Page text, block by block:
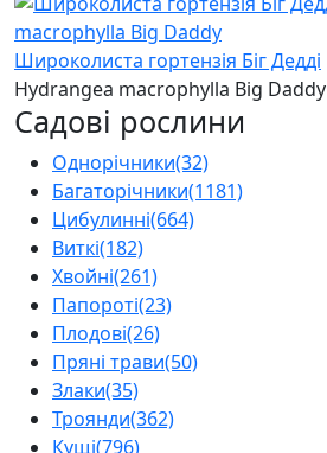
Широколиста гортензія Біг Дедді
Hydrangea macrophylla Big Daddy
Садові рослини
Однорічники(32)
Багаторічники(1181)
Цибулинні(664)
Виткі(182)
Хвойні(261)
Папороті(23)
Плодові(26)
Пряні трави(50)
Злаки(35)
Троянди(362)
Кущі(796)